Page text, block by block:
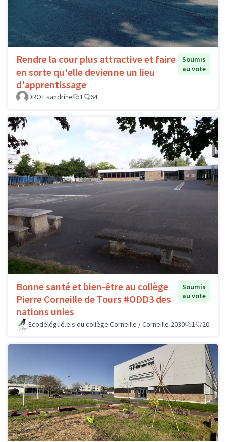
Rendre la cour plus attractive et faire
en sorte qu'elle devienne un lieu
d'apprentissage
Soumis
au vote
DROT sandrine 1 64
Bonne santé et bien-être au collège
Pierre Corneille de Tours #ODD3 des
nations unies
Soumis
au vote
Ecodélégué.e.s du collège Corneille / Corneille 2030 1 20